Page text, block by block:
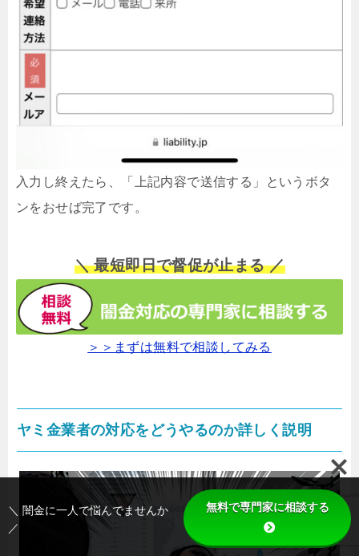
入力し終えたら、「上記内容で送信する」というボタ
ンをおせば完了です。
＼ 最短即日で督促が止まる ／
＞＞まずは無料で相談してみる
ヤミ金業者の対応をどうやるのか詳しく説明
＼ 闇金に一人で悩んでませんか
／
無料で専門家に相談する